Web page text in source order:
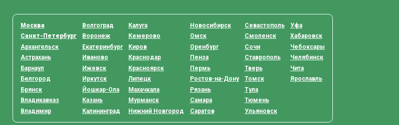
Москва
Санкт-Петербург
Архангельск
Астрахань
Барнаул
Белгород
Брянск
Владикавказ
Владимир
Волгоград
Воронеж
Екатеринбург
Иваново
Ижевск
Иркутск
Йошкар-Ола
Казань
Калининград
Калуга
Кемерово
Киров
Краснодар
Красноярск
Липецк
Махачкала
Мурманск
Нижний Новгород
Новосибирск
Омск
Оренбург
Пенза
Пермь
Ростов-на-Дону
Рязань
Самара
Саратов
Севастополь
Смоленск
Сочи
Ставрополь
Тверь
Томск
Тула
Тюмень
Ульяновск
Уфа
Хабаровск
Чебоксары
Челябинск
Чита
Ярославль